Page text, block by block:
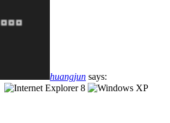
huangjun says: